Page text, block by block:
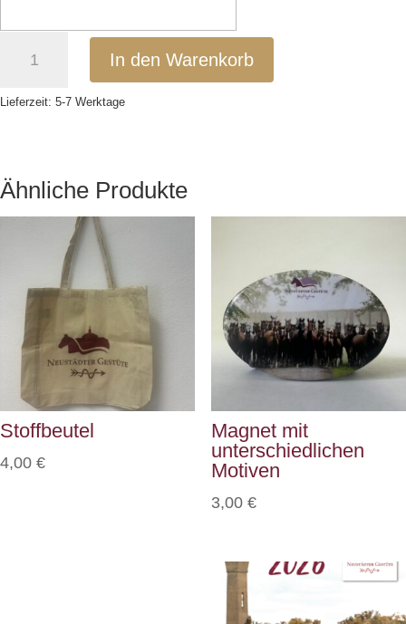
In den Warenkorb
Lieferzeit: 5-7 Werktage
Ähnliche Produkte
Stoffbeutel
4,00 €
Magnet mit
unterschiedlichen
Motiven
3,00 €